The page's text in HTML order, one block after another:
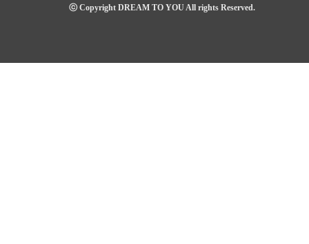
ⓒ Copyright DREAM TO YOU All rights Reserved.